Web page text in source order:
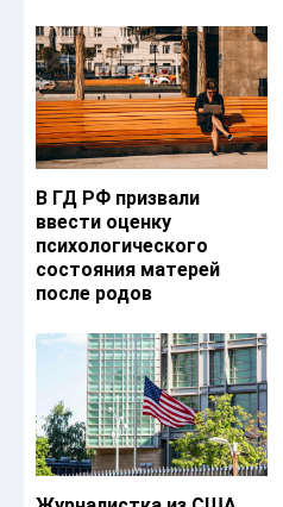
В ГД РФ призвали
ввести оценку
психологического
состояния матерей
после родов